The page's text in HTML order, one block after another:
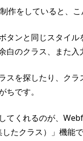
作をしていると、こ
タンと同じスタイ
白のクラス、また
スを探したり、ク
ちです。
てくれるのが、
たクラス）」機能で